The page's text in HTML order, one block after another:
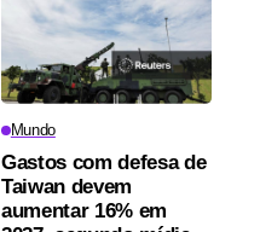
Mundo
Gastos com defesa de
Taiwan devem
aumentar 16% em